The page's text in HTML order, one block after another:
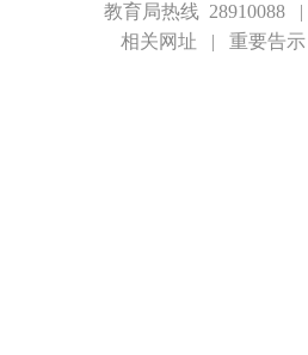
教育局热线 28910088|
相关网址 | 重要告示